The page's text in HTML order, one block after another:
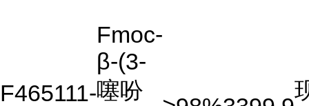
F465111-
Fmoc-
β-(3-
噻吩